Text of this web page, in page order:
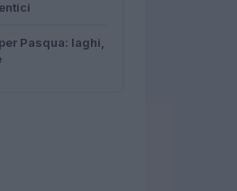
Pasqua: laghi,